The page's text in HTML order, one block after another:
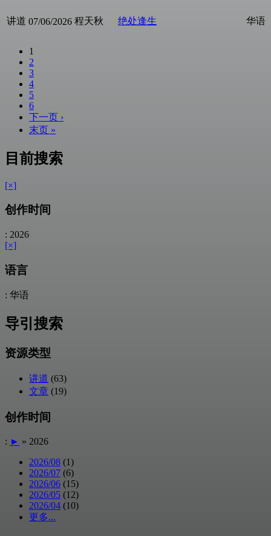
讲道 07/06/2026 程天秋 绝处逢生 华语
1
2
3
4
5
6
下一页 ›
末页 »
目前搜索
[×]
创作时间
: 2026
[×]
语言
: 华语
导引搜索
资源类型
讲道 (63)
文章 (19)
创作时间
: ► » 2026
2026/08 (1)
2026/07 (6)
2026/06 (15)
2026/05 (12)
2026/04 (10)
更多...